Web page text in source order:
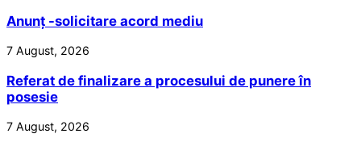
Anunț -solicitare acord mediu
7 August, 2026
Referat de finalizare a procesului de punere în
posesie
7 August, 2026